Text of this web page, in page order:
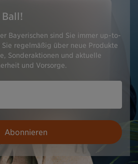
Bayerischen sind Sie immer up-to-
regelmäßig über neue Produkte
Sonderaktionen und aktuelle
und Vorsorge.
Abonnieren